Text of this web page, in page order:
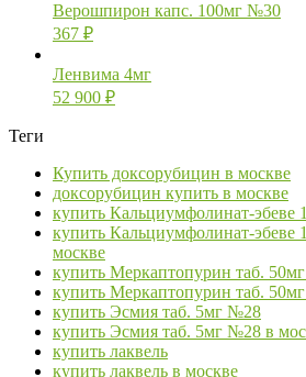
Верошпирон капс. 100мг №30
367 ₽
Ленвима 4мг
52 900 ₽
Теги
Купить доксорубицин в москве
доксорубицин купить в москве
купить Кальциумфолинат-эбеве
купить Кальциумфолинат-
москве
купить Меркаптопурин таб.
купить Меркаптопурин таб.
купить Эсмия таб. 5мг №28
купить Эсмия таб. 5мг №28 в
купить лаквель
купить лаквель в москве